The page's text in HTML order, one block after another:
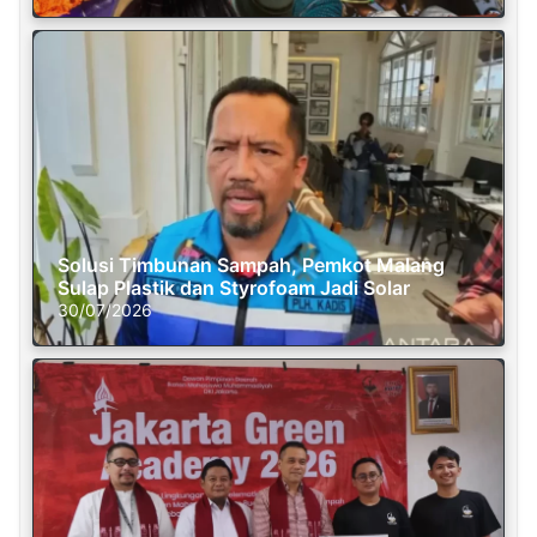
Solusi Timbunan Sampah, Pemkot Malang
Sulap Plastik dan Styrofoam Jadi Solar
30/07/2026